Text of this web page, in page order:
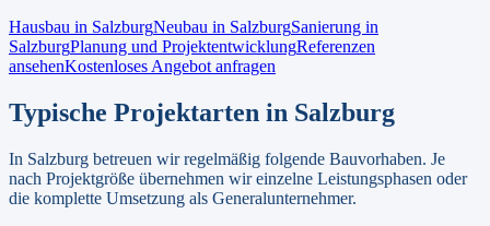
Hausbau in SalzburgNeubau in SalzburgSanierung in
SalzburgPlanung und ProjektentwicklungReferenzen
ansehenKostenloses Angebot anfragen
Typische Projektarten in Salzburg
In Salzburg betreuen wir regelmäßig folgende Bauvorhaben. Je
nach Projektgröße übernehmen wir einzelne Leistungsphasen oder
die komplette Umsetzung als Generalunternehmer.